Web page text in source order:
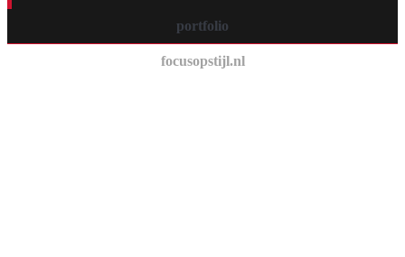
portfolio
focusopstijl.nl